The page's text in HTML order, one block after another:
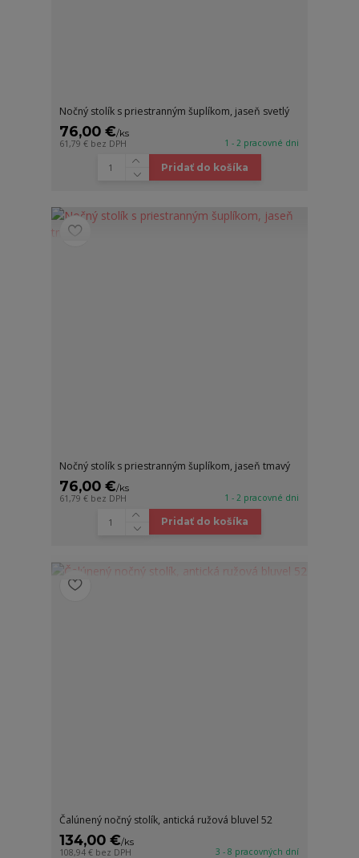
Nočný stolík s priestranným šuplíkom, jaseň svetlý
76,00 €/ks
61,79 € bez DPH 1 - 2 pracovné dni
Pridať do košíka
Nočný stolík s priestranným šuplíkom, jaseň tmavý
76,00 €/ks
61,79 € bez DPH 1 - 2 pracovné dni
Pridať do košíka
Čalúnený nočný stolík, antická ružová bluvel 52
134,00 €/ks
108,94 € bez DPH 3 - 8 pracovných dní